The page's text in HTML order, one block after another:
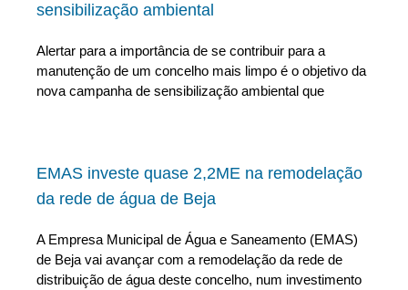
sensibilização ambiental
Alertar para a importância de se contribuir para a
manutenção de um concelho mais limpo é o objetivo da
nova campanha de sensibilização ambiental que
EMAS investe quase 2,2ME na remodelação
da rede de água de Beja
A Empresa Municipal de Água e Saneamento (EMAS)
de Beja vai avançar com a remodelação da rede de
distribuição de água deste concelho, num investimento